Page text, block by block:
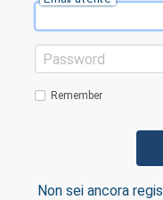
Password
Remember
Non sei ancora